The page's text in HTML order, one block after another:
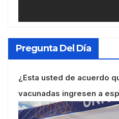
Pregunta Del Día
¿Esta usted de acuerdo
vacunadas ingresen a